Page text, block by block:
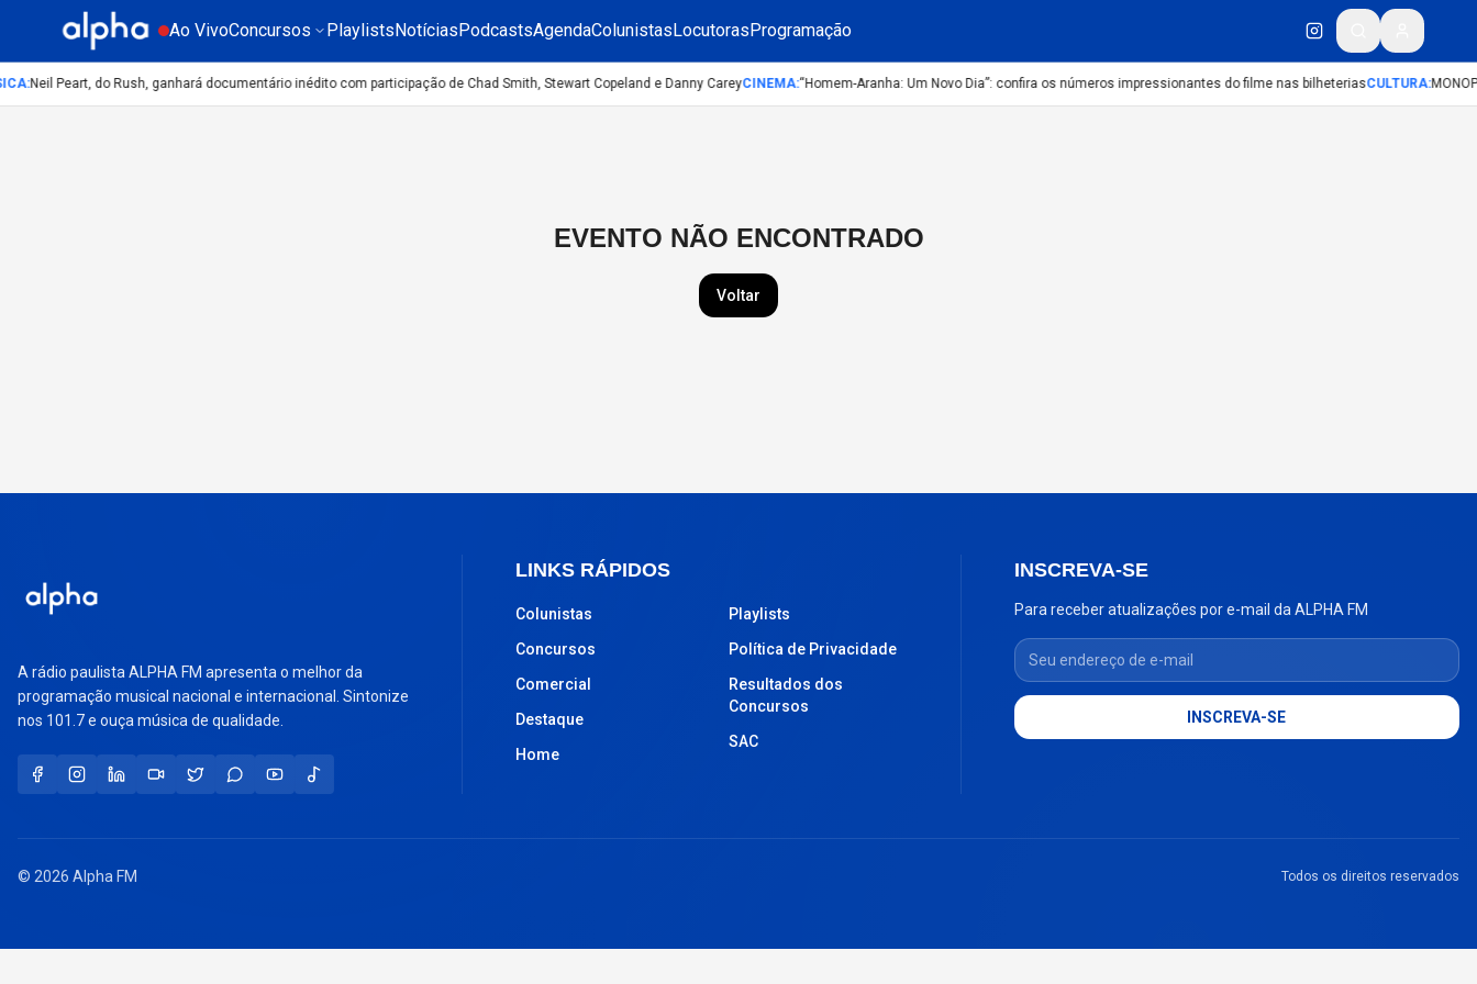
Ao VivoConcursos PlaylistsNotíciasPodcastsAgendaColunistasLocutorasProgramação
:Neil Peart, do Rush, ganhará documentário inédito com participação de Chad Smith, Stewart Copeland e Danny CareyCINEMA:“Homem-Aranha: Um Novo Dia”: confira os números impressionantes do filme nas bilheteriasCULTURA:
EVENTO NÃO ENCONTRADO
Voltar
A rádio paulista ALPHA FM apresenta o melhor da
programação musical nacional e internacional. Sintonize
nos 101.7 e ouça música de qualidade.
LINKS RÁPIDOS
Colunistas
Concursos
Comercial
Destaque
Home
Playlists
Política de Privacidade
Resultados dos
Concursos
SAC
INSCREVA-SE
Para receber atualizações por e-mail da ALPHA FM
Seu endereço de e-mail
INSCREVA-SE
© 2026 Alpha FM Todos os direitos reservados